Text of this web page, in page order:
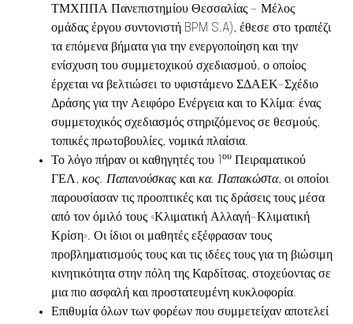
ΤΜΧΠΠΑ Πανεπιστημίου Θεσσαλίας – Μέλος
ομάδας έργου συντονιστή BPM S.A), έθεσε στο τραπέζι
τα επόμενα βήματα για την ενεργοποίηση και την
ενίσχυση του συμμετοχικού σχεδιασμού, ο οποίος
έρχεται να βελτιώσει το υφιστάμενο ΣΔΑΕΚ-Σχέδιο
Δράσης για την Αειφόρο Ενέργεια και το Κλίμα: ένας
συμμετοχικός σχεδιασμός στηριζόμενος σε θεσμούς,
τοπικές πρωτοβουλίες, νομικά πλαίσια.
Το λόγο πήραν οι καθηγητές του 1 ου Πειραματικού
ΓΕΛ, κος. Παπανούσκας καικα. Παπακώστα, οι οποίοι
παρουσίασαν τις προοπτικές και τις δράσεις τους μέσα
από τον όμιλό τους «Κλιματική Αλλαγή-Κλιματική
Κρίση». Οι ίδιοι οι μαθητές εξέφρασαν τους
προβληματισμούς τους και τις ιδέες τους για τη βιώσιμη
κινητικότητα στην πόλη της Καρδίτσας, στοχεύοντας σε
μια πιο ασφαλή και προστατευμένη κυκλοφορία.
Επιθυμία όλων των φορέων που συμμετείχαν αποτελεί